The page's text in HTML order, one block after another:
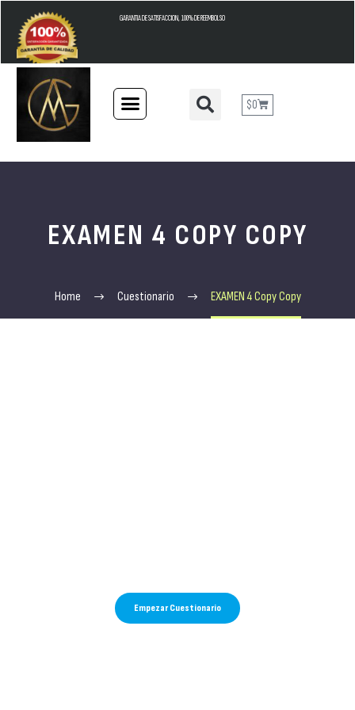
GARANTIA DE SATISFACCION, 100% DE REEMBOLSO
$0
EXAMEN 4 COPY COPY
Home Cuestionario EXAMEN 4 Copy Copy